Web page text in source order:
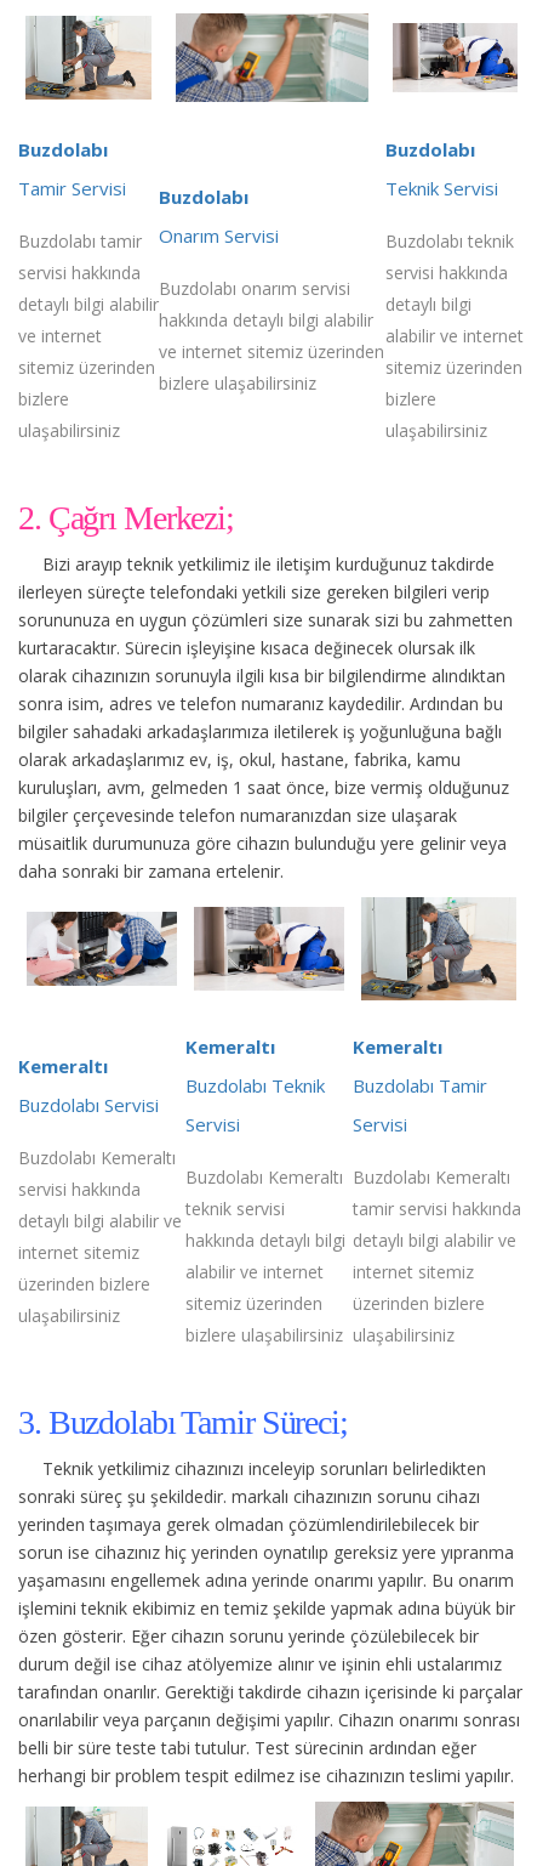
Buzdolabı
Tamir Servisi
Buzdolabı tamir
servisi hakkında
detaylı bilgi alabilir
ve internet
sitemiz üzerinden
bizlere
ulaşabilirsiniz
Buzdolabı
Onarım Servisi
Buzdolabı onarım servisi
hakkında detaylı bilgi alabilir
ve internet sitemiz üzerinden
bizlere ulaşabilirsiniz
Buzdolabı
Teknik Servisi
Buzdolabı teknik
servisi hakkında
detaylı bilgi
alabilir ve internet
sitemiz üzerinden
bizlere
ulaşabilirsiniz
2. Çağrı Merkezi;
Bizi arayıp teknik yetkilimiz ile iletişim kurduğunuz takdirde
ilerleyen süreçte telefondaki yetkili size gereken bilgileri verip
sorununuza en uygun çözümleri size sunarak sizi bu zahmetten
kurtaracaktır. Sürecin işleyişine kısaca değinecek olursak ilk
olarak cihazınızın sorunuyla ilgili kısa bir bilgilendirme alındıktan
sonra isim, adres ve telefon numaranız kaydedilir. Ardından bu
bilgiler sahadaki arkadaşlarımıza iletilerek iş yoğunluğuna bağlı
olarak arkadaşlarımız ev, iş, okul, hastane, fabrika, kamu
kuruluşları, avm, gelmeden 1 saat önce, bize vermiş olduğunuz
bilgiler çerçevesinde telefon numaranızdan size ulaşarak
müsaitlik durumunuza göre cihazın bulunduğu yere gelinir veya
daha sonraki bir zamana ertelenir.
Kemeraltı
Buzdolabı Servisi
Buzdolabı Kemeraltı
servisi hakkında
detaylı bilgi alabilir ve
internet sitemiz
üzerinden bizlere
ulaşabilirsiniz
Kemeraltı
Buzdolabı Teknik
Servisi
Buzdolabı Kemeraltı
teknik servisi
hakkında detaylı bilgi
alabilir ve internet
sitemiz üzerinden
bizlere ulaşabilirsiniz
Kemeraltı
Buzdolabı Tamir
Servisi
Buzdolabı Kemeraltı
tamir servisi hakkında
detaylı bilgi alabilir ve
internet sitemiz
üzerinden bizlere
ulaşabilirsiniz
3. Buzdolabı Tamir Süreci;
Teknik yetkilimiz cihazınızı inceleyip sorunları belirledikten
sonraki süreç şu şekildedir. markalı cihazınızın sorunu cihazı
yerinden taşımaya gerek olmadan çözümlendirilebilecek bir
sorun ise cihazınız hiç yerinden oynatılıp gereksiz yere yıpranma
yaşamasını engellemek adına yerinde onarımı yapılır. Bu onarım
işlemini teknik ekibimiz en temiz şekilde yapmak adına büyük bir
özen gösterir. Eğer cihazın sorunu yerinde çözülebilecek bir
durum değil ise cihaz atölyemize alınır ve işinin ehli ustalarımız
tarafından onarılır. Gerektiği takdirde cihazın içerisinde ki parçalar
onarılabilir veya parçanın değişimi yapılır. Cihazın onarımı sonrası
belli bir süre teste tabi tutulur. Test sürecinin ardından eğer
herhangi bir problem tespit edilmez ise cihazınızın teslimi yapılır.